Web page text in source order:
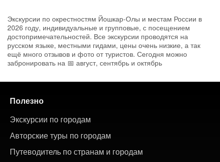
Экскурсии по окрестностям Йошкар-Олы и местам России в
2026 году, индивидуальные и групповые, с посещением
достопримечательностей. Все экскурсии проводятся на
русском языке, местными гидами, цены очень низкие, а так
ещё много отзывов и фото от туристов. Сегодня можно
забронировать на 📅 август, сентябрь и октябрь
Полезно
Экскурсии по городам
Авторские туры по городам
Путеводитель по странам и городам